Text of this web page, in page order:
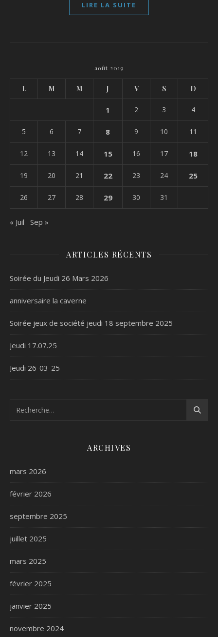
LIRE LA SUITE
août 2019
L M M J V S D
1 2 3 4
5 6 7 8 9 10 11
12 13 14 15 16 17 18
19 20 21 22 23 24 25
26 27 28 29 30 31
« Juil Sep »
ARTICLES RÉCENTS
Soirée du Jeudi 26 Mars 2026
anniversaire la caverne
Soirée jeux de société jeudi 18 septembre 2025
Jeudi 17.07.25
Jeudi 26-03-25
ARCHIVES
mars 2026
février 2026
septembre 2025
juillet 2025
mars 2025
février 2025
janvier 2025
novembre 2024